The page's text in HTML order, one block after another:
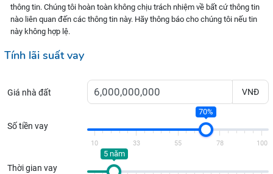
thông tin. Chúng tôi hoàn toàn không chịu trách nhiệm về bất cứ thông tin
nào liên quan đến các thông tin này. Hãy thông báo cho chúng tôi nếu tin
này không hợp lệ.
Tính lãi suất vay
Giá nhà đất VNĐ
Số tiền vay
70%
10 33 55 78 100
Thời gian vay
5 năm